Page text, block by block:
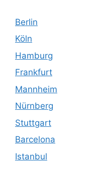
Berlin
Köln
Hamburg
Frankfurt
Mannheim
Nürnberg
Stuttgart
Barcelona
Istanbul